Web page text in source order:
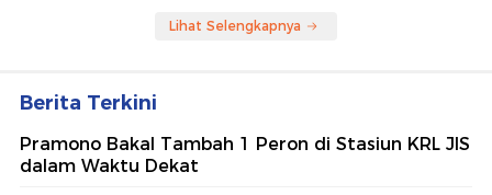
Lihat Selengkapnya
Berita Terkini
Pramono Bakal Tambah 1 Peron di Stasiun KRL JIS
dalam Waktu Dekat